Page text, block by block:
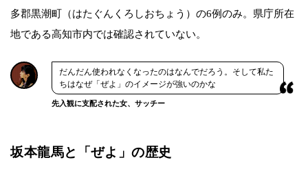
多郡黒潮町（はたぐんくろしおちょう）の6例のみ。県庁所在
地である高知市内では確認されていない。
だんだん使われなくなったのはなんでだろう。そして私た
ちはなぜ「ぜよ」のイメージが強いのかな
先入観に支配された女、サッチー
坂本龍馬と「ぜよ」の歴史